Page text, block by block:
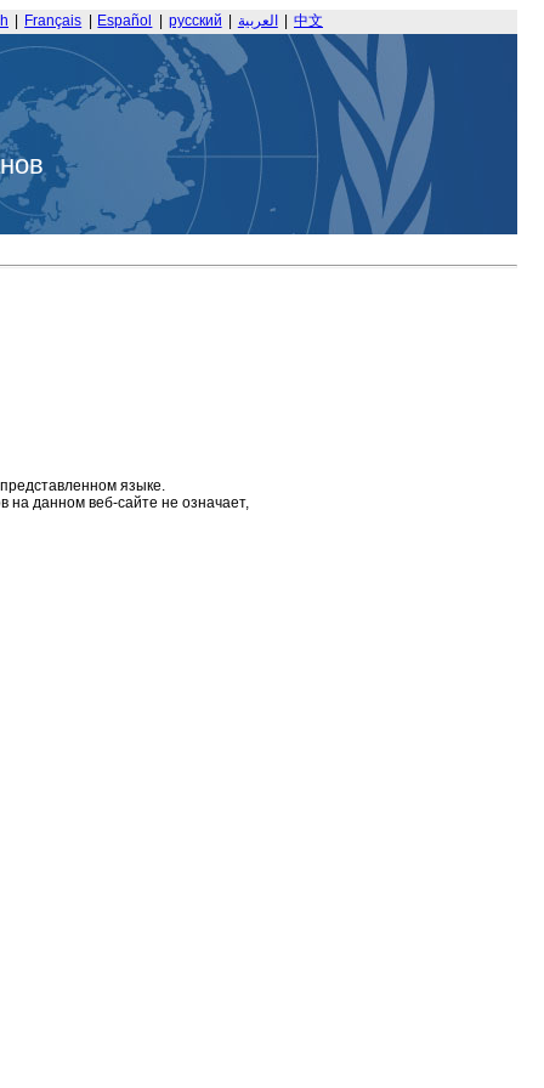
Français Español русский العربية 中文
языке.
на данном веб-сайте не означает,